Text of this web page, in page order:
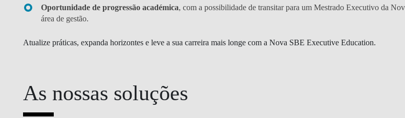
Oportunidade de progressão académica, com a possibilidade de transitar para um Mestrado Executivo da
área de gestão.
Atualize práticas, expanda horizontes e leve a sua carreira mais longe com a Nova SBE Executive Education.
As nossas soluções